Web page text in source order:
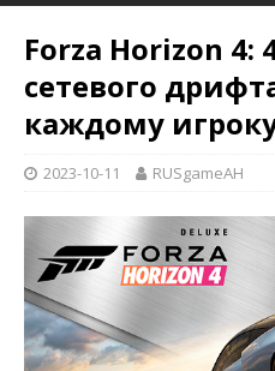
Forza Horizon
сетевого
каждому
2023-10-11 RUSgameAH